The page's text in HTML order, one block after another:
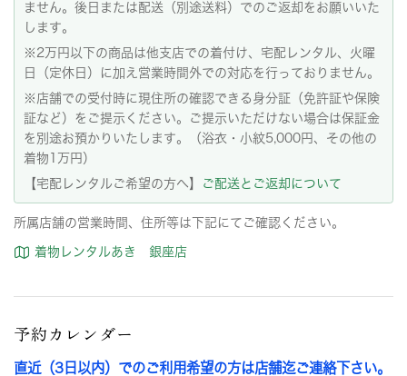
ません。後日または配送（別途送料）でのご返却をお願いいた
します。
※2万円以下の商品は他支店での着付け、宅配レンタル、火曜
日（定休日）に加え営業時間外での対応を行っておりません。
※店舗での受付時に現住所の確認できる身分証（免許証や保険
証など）をご提示ください。ご提示いただけない場合は保証金
を別途お預かりいたします。（浴衣・小紋5,000円、その他の
着物1万円）
【宅配レンタルご希望の方へ】
ご配送とご返却について
所属店舗の営業時間、住所等は下記にてご確認ください。
着物レンタルあき 銀座店
予約カレンダー
直近（3日以内）でのご利用希望の方は店舗迄ご連絡下さい。